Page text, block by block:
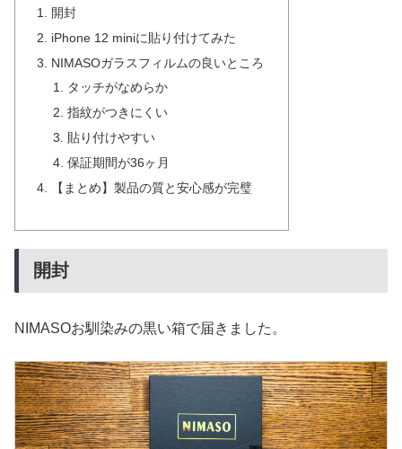
開封
iPhone 12 miniに貼り付けてみた
NIMASOガラスフィルムの良いところ
タッチがなめらか
指紋がつきにくい
貼り付けやすい
保証期間が36ヶ月
【まとめ】製品の質と安心感が完璧
開封
NIMASOお馴染みの黒い箱で届きました。